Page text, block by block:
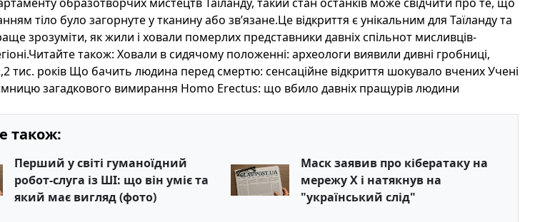
тіло було загорнуте у тканину або зв’язане.Це відкриття є унікальним для Таїланду та
зрозуміти, як жили і ховали померлих представники давніх спільнот мисливців-
також: Ховали в сидячому положенні: археологи виявили дивні гробниці,
тис. років Що бачить людина перед смертю: сенсаційне відкриття шокувало вчених Учені
загадкового вимирання Homo Erectus: що вбило давніх пращурів людини
також:
Перший у світі гуманоїдний
робот-слуга із ШІ: що він уміє та
який має вигляд (фото)
Маск заявив про кібератаку на
мережу X і натякнув на
"український слід"